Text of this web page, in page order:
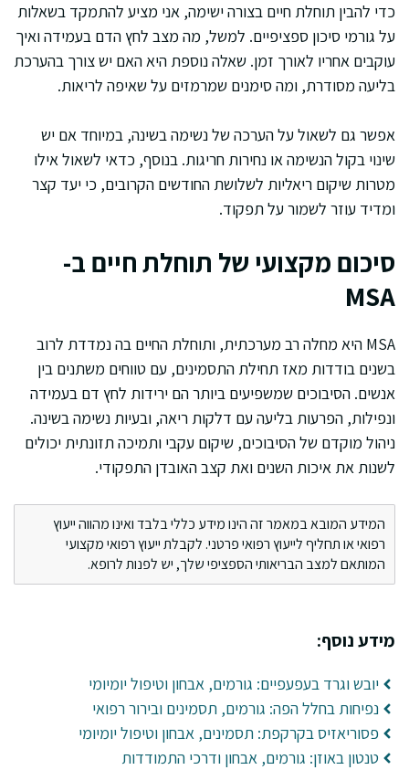
כדי להבין תוחלת חיים בצורה ישימה, אני מציע להתמקד בשאלות
על גורמי סיכון ספציפיים. למשל, מה מצב לחץ הדם בעמידה ואיך
עוקבים אחריו לאורך זמן. שאלה נוספת היא האם יש צורך בהערכת
בליעה מסודרת, ומה סימנים שמרמזים על שאיפה לריאות.
אפשר גם לשאול על הערכה של נשימה בשינה, במיוחד אם יש
שינוי בקול הנשימה או נחירות חריגות. בנוסף, כדאי לשאול אילו
מטרות שיקום ריאליות לשלושת החודשים הקרובים, כי יעד קצר
ומדיד עוזר לשמור על תפקוד.
סיכום מקצועי של תוחלת חיים ב-
MSA
MSA היא מחלה רב מערכתית, ותוחלת החיים בה נמדדת לרוב
בשנים בודדות מאז תחילת התסמינים, עם טווחים משתנים בין
אנשים. הסיבוכים שמשפיעים ביותר הם ירידות לחץ דם בעמידה
ונפילות, הפרעות בליעה עם דלקות ריאה, ובעיות נשימה בשינה.
ניהול מוקדם של הסיבוכים, שיקום עקבי ותמיכה תזונתית יכולים
לשנות את איכות השנים ואת קצב האובדן התפקודי.
המידע המובא במאמר זה הינו מידע כללי בלבד ואינו מהווה ייעוץ
רפואי או תחליף לייעוץ רפואי פרטני. לקבלת ייעוץ רפואי מקצועי
המותאם למצב הבריאותי הספציפי שלך, יש לפנות לרופא.
מידע נוסף:
יובש וגרד בעפעפיים: גורמים, אבחון וטיפול יומיומי
נפיחות בחלל הפה: גורמים, תסמינים ובירור רפואי
פסוריאזיס בקרקפת: תסמינים, אבחון וטיפול יומיומי
טנטון באוזן: גורמים, אבחון ודרכי התמודדות